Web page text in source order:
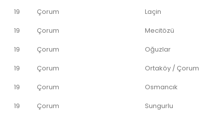
19
Çorum
Laçin
19
Çorum
Mecitözü
19
Çorum
Oğuzlar
19
Çorum
Ortaköy / Çorum
19
Çorum
Osmancık
19
Çorum
Sungurlu